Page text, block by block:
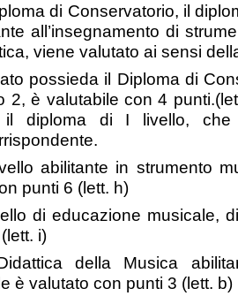
di Conservatorio, il
all’insegnamento di
viene valutato ai sensi
possieda il Diploma di
2, è valutabile con 4
il diploma di I livello,
abilitante in strumento
punti 6 (lett. h)
di educazione musicale,
i)
della Musica
è valutato con punti 3 (lett. b)